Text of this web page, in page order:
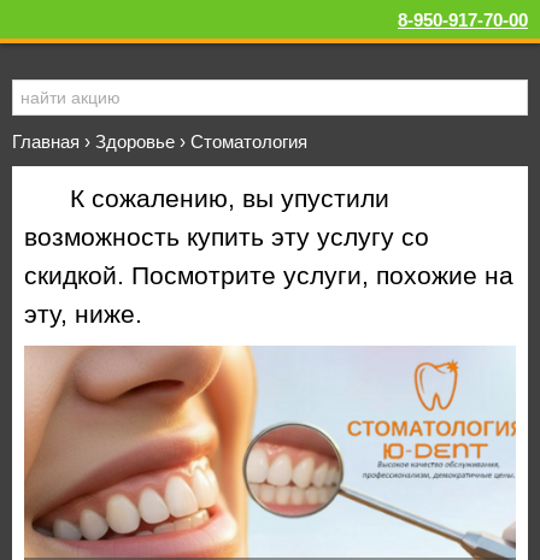
8-950-917-70-00
Главная › Здоровье › Стоматология
К сожалению, вы упустили
возможность купить эту услугу со
скидкой. Посмотрите услуги, похожие на
эту, ниже.